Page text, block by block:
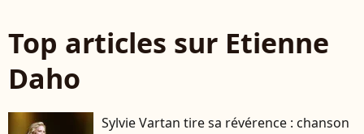
Top articles sur Etienne
Daho
Sylvie Vartan tire sa révérence : chanson